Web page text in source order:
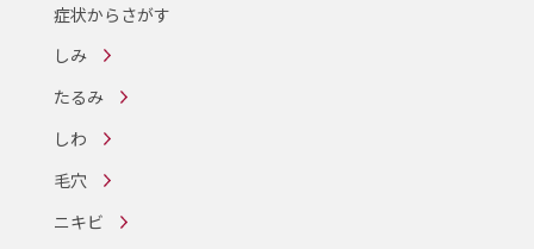
症状からさがす
しみ
たるみ
しわ
毛穴
ニキビ